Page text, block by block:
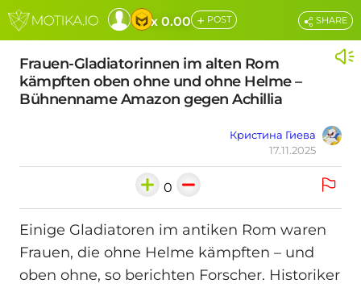
x 0.00 + POST
Frauen-Gladiatorinnen im alten Rom
kämpften oben ohne und ohne Helme –
Bühnenname Amazon gegen Achillia
Кристина Гиева
17.11.2025
SHARE
0
Einige Gladiatoren im antiken Rom waren
Frauen, die ohne Helme kämpften – und
oben ohne, so berichten Forscher. Historiker